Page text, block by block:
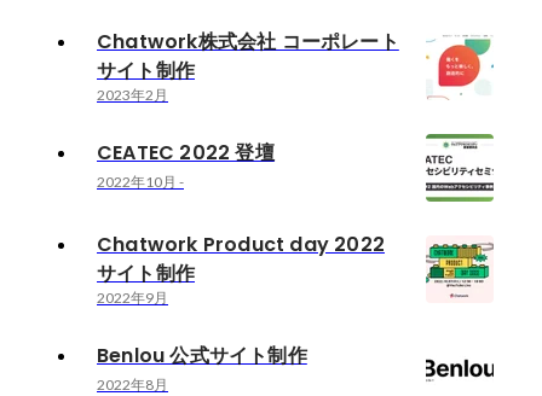
Chatwork株式会社 コーポレート
サイト制作
2023年2月
CEATEC 2022 登壇
2022年10月 -
Chatwork Product day 2022
サイト制作
2022年9月
Benlou 公式サイト制作
2022年8月